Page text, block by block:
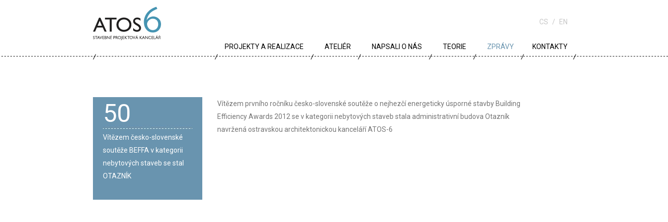
6
CS EN
PROJEKTY A REALIZACE
ARCHÍV
ATELIÉR
KARIÉRA
NAPSALI O NÁS TEORIE
ŠKOLA
ZPRÁVY KONTAKTY
50
Vítězem česko-slovenské
soutěže BEFFA v kategorii
nebytových staveb se stal
OTAZNÍK
Vítězem prvního ročníku česko-slovenské soutěže o nejhezčí energeticky úsporné stavby Building
Efficiency Awards 2012 se v kategorii nebytových staveb stala administrativní budova Otazník
navržená ostravskou architektonickou kanceláří ATOS-6